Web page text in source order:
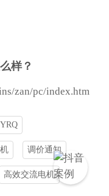
样？
zan/pc/index.htm
调价通知
高效交流电机